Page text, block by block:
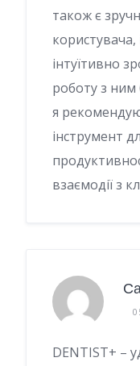
також є
користувача,
інтуїтивно
роботу з
я
інструмент
взаємодії з
DENTIST+ –